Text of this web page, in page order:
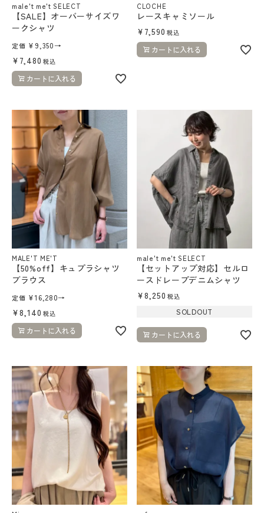
male't me't SELECT
【SALE】オーバーサイズワ
ークシャツ
定価 ¥ 9,350→
¥ 7,480 税込
カートに入れる
CLOCHE
レースキャミソール
¥ 7,590 税込
カートに入れる
MALE'T ME'T
【50%off】キュプラシャツ
ブラウス
定価 ¥16,280→
¥8,140 税込
カートに入れる
male't me't SELECT
【セットアップ対応】セルロ
ースドレープデニムシャツ
¥8,250 税込
SOLDOUT
カートに入れる